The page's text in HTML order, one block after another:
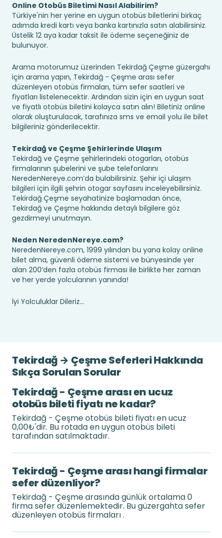
Online Otobüs Biletimi Nasıl Alabilirim?
Türkiye'nin her yerine en uygun otobüs biletlerini birkaç
adımda kredi kartı veya banka kartınızla satın alabilirsiniz.
Üstelik 12 aya kadar taksit ile ödeme seçeneğiniz de
bulunuyor.
Arama motorumuz üzerinden Tekirdağ Çeşme güzergahı
için arama yapın, Tekirdağ - Çeşme arası sefer
düzenleyen otobüs firmaları, tüm sefer saatleri ve
fiyatları listelenecektir. Ardından sizin için en uygun saat
ve fiyatlı otobüs biletini kolayca satın alın! Biletiniz online
olarak oluşturulacak, tarafınıza sms ve email yolu ile bilet
bilgileriniz gönderilecektir.
Tekirdağ ve Çeşme Şehirlerinde Ulaşım
Tekirdağ ve Çeşme şehirlerindeki otogarları, otobüs
firmalarının şubelerini ve şube telefonlarını
NeredenNereye.com’da bulabilirsiniz. Şehir içi ulaşım
bilgileri için ilgili şehrin otogar sayfasını inceleyebilirsiniz.
Tekirdağ Çeşme seyahatinize başlamadan önce,
Tekirdağ ve Çeşme hakkında detaylı bilgilere göz
gezdirmeyi unutmayın.
Neden NeredenNereye.com?
NeredenNereye.com, 1999 yılından bu yana kolay online
bilet alma, güvenli ödeme sistemi ve bünyesinde yer
alan 200’den fazla otobüs firması ile birlikte her zaman
ve her yerde yolcularının yanında!
İyi Yolculuklar Dileriz...
Tekirdağ → Çeşme Seferleri Hakkında
Sıkça Sorulan Sorular
Tekirdağ - Çeşme arası en ucuz
otobüs bileti fiyatı ne kadar?
Tekirdağ - Çeşme otobüs bileti fiyatı en ucuz
0,00₺'dir. Bu rotada en uygun otobüs bileti
tarafından satılmaktadır.
Tekirdağ - Çeşme arası hangi firmalar
sefer düzenliyor?
Tekirdağ - Çeşme arasında günlük ortalama 0
firma sefer düzenlemektedir. Bu güzergahta sefer
düzenleyen otobüs firmaları .